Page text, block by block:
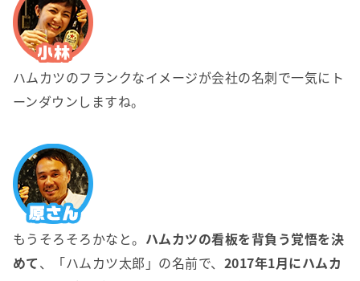
ハムカツのフランクなイメージが会社の名刺で一気にト
ーンダウンしますね。
もうそろそろかなと。 ハムカツの看板を背負う覚悟を決
めて、「ハムカツ太郎」の名前で、 2017年1月にハムカ